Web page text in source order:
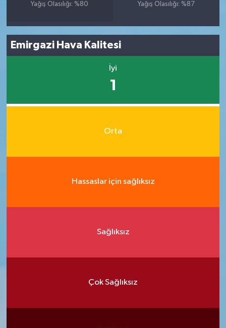
Yağış Olasılığı: %80
Yağış Olasılığı: %87
Emirgazi Hava Kalitesi
İyi
1
Orta
Hassaslar için sağlıksız
Sağlıksız
Çok Sağlıksız